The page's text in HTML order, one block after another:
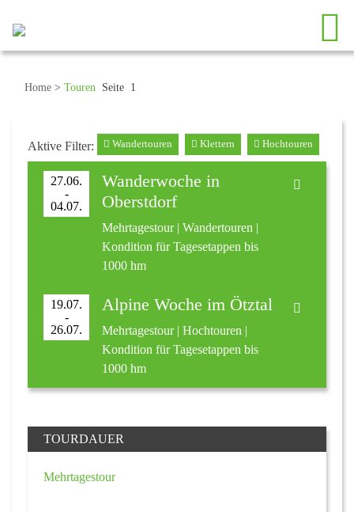
Home > Touren Seite 1
Aktive Filter: Wandertouren Klettern Hochtouren
27.06.
-
04.07.
Wanderwoche in
Oberstdorf
Mehrtagestour | Wandertouren |
Kondition für Tagesetappen bis
1000 hm
19.07.
-
26.07.
Alpine Woche im Ötztal
Mehrtagestour | Hochtouren |
Kondition für Tagesetappen bis
1000 hm
TOURDAUER
Mehrtagestour